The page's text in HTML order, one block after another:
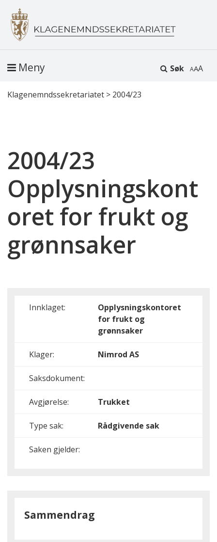
Søk A
Meny
Klagenemndssekretariatet > 2004/23
2004/23
Opplysningskont
oret for frukt og
grønnsaker
Innklaget:
Opplysningskontoret
for frukt og
grønnsaker
Klager: Nimrod AS
Saksdokument:
Avgjørelse: Trukket
Type sak: Rådgivende sak
Saken gjelder:
Sammendrag